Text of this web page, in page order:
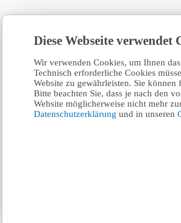
Diese Webseite verwendet
Wir verwenden Cookies, um Ihnen
Technisch erforderliche Cookies
Website zu gewährleisten. Sie
Bitte beachten Sie, dass je nach den
Website möglicherweise nicht mehr
Datenschutzerklärung und in unseren